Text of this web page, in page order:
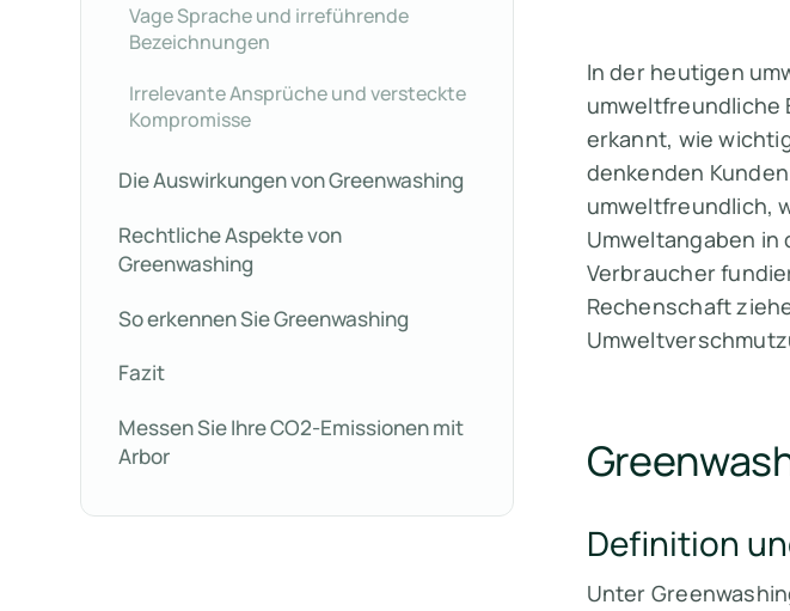
Vage Sprache und irreführende
Bezeichnungen
Irrelevante Ansprüche und versteckte
Kompromisse
Die Auswirkungen von Greenwashing
Rechtliche Aspekte von
Greenwashing
So erkennen Sie Greenwashing
Fazit
Messen Sie Ihre CO2-Emissionen mit
Arbor
In der heutigen
umweltfreundliche
erkannt, wie
denkenden
umweltfreundlich,
Umweltangaben in
Verbraucher
Rechenschaft
Definition
Unter